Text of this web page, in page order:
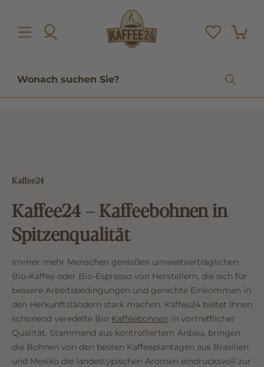
Kaffee24
Kaffee24 – Kaffeebohnen in
Spitzenqualität
Immer mehr Menschen genießen umweltverträglichen
Bio-Kaffee oder Bio-Espresso von Herstellern, die sich für
bessere Arbeitsbedingungen und gerechte Einkommen in
den Herkunftsländern stark machen. Kaffee24 bietet Ihnen
schonend veredelte Bio Kaffeebohnen in vortrefflicher
Qualität. Stammend aus kontrolliertem Anbau, bringen
die Bohnen von den besten Kaffeeplantagen aus Brasilien
und Mexiko die landestypischen Aromen eindrucksvoll zur